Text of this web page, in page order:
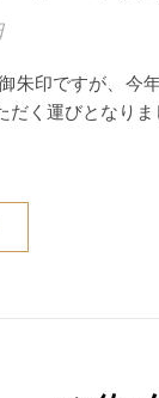
印ですが、今
く運びとなり